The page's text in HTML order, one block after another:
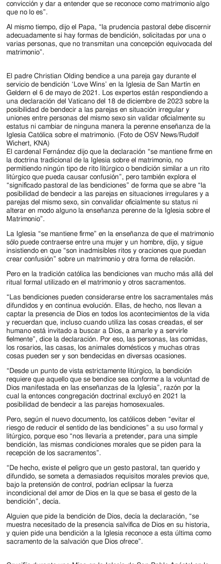
convicción y dar a entender que se reconoce como matrimonio algo
que no lo es”.
Al mismo tiempo, dijo el Papa, “la prudencia pastoral debe discernir
adecuadamente si hay formas de bendición, solicitadas por una o
varias personas, que no transmitan una concepción equivocada del
matrimonio”.
El padre Christian Olding bendice a una pareja gay durante el
servicio de bendición ‘Love Wins’ en la Iglesia de San Martín en
Geldern el 6 de mayo de 2021. Los expertos están respondiendo a
una declaración del Vaticano del 18 de diciembre de 2023 sobre la
posibilidad de bendecir a las parejas en situación irregular y
uniones entre personas del mismo sexo sin validar oficialmente su
estatus ni cambiar de ninguna manera la perenne enseñanza de la
Iglesia Católica sobre el matrimonio. (Foto de OSV News/Rudolf
Wichert, KNA)
El cardenal Fernández dijo que la declaración “se mantiene firme en
la doctrina tradicional de la Iglesia sobre el matrimonio, no
permitiendo ningún tipo de rito litúrgico o bendición similar a un rito
litúrgico que pueda causar confusión”, pero también explora el
“significado pastoral de las bendiciones” de forma que se abre “la
posibilidad de bendecir a las parejas en situaciones irregulares y a
parejas del mismo sexo, sin convalidar oficialmente su status ni
alterar en modo alguno la enseñanza perenne de la Iglesia sobre el
Matrimonio”.
La Iglesia “se mantiene firme” en la enseñanza de que el matrimonio
sólo puede contraerse entre una mujer y un hombre, dijo, y sigue
insistiendo en que “son inadmisibles ritos y oraciones que puedan
crear confusión” sobre un matrimonio y otra forma de relación.
Pero en la tradición católica las bendiciones van mucho más allá del
ritual formal utilizado en el matrimonio y otros sacramentos.
“Las bendiciones pueden considerarse entre los sacramentales más
difundidos y en continua evolución. Ellas, de hecho, nos llevan a
captar la presencia de Dios en todos los acontecimientos de la vida
y recuerdan que, incluso cuando utiliza las cosas creadas, el ser
humano está invitado a buscar a Dios, a amarle y a servirle
fielmente”, dice la declaración. Por eso, las personas, las comidas,
los rosarios, las casas, los animales domésticos y muchas otras
cosas pueden ser y son bendecidas en diversas ocasiones.
“Desde un punto de vista estrictamente litúrgico, la bendición
requiere que aquello que se bendice sea conforme a la voluntad de
Dios manifestada en las enseñanzas de la Iglesia”, razón por la
cual la entonces congregación doctrinal excluyó en 2021 la
posibilidad de bendecir a las parejas homosexuales.
Pero, según el nuevo documento, los católicos deben “evitar el
riesgo de reducir el sentido de las bendiciones” a su uso formal y
litúrgico, porque eso “nos llevaría a pretender, para una simple
bendición, las mismas condiciones morales que se piden para la
recepción de los sacramentos”.
“De hecho, existe el peligro que un gesto pastoral, tan querido y
difundido, se someta a demasiados requisitos morales previos que,
bajo la pretensión de control, podrían eclipsar la fuerza
incondicional del amor de Dios en la que se basa el gesto de la
bendición”, decía.
Alguien que pide la bendición de Dios, decía la declaración, “se
muestra necesitado de la presencia salvífica de Dios en su historia,
y quien pide una bendición a la Iglesia reconoce a esta última como
sacramento de la salvación que Dios ofrece”.